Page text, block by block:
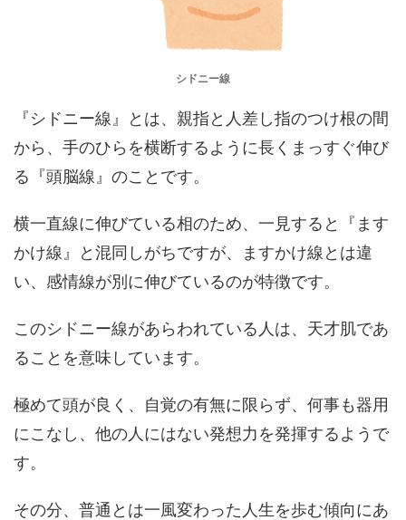
シドニー線
『シドニー線』とは、親指と人差し指のつけ根の間
から、手のひらを横断するように長くまっすぐ伸び
る『頭脳線』のことです。
横一直線に伸びている相のため、一見すると『ます
かけ線』と混同しがちですが、ますかけ線とは違
い、感情線が別に伸びているのが特徴です。
このシドニー線があらわれている人は、天才肌であ
ることを意味しています。
極めて頭が良く、自覚の有無に限らず、何事も器用
にこなし、他の人にはない発想力を発揮するようで
す。
その分、普通とは一風変わった人生を歩む傾向にあ